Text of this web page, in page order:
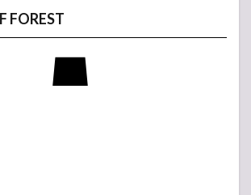
FOREST